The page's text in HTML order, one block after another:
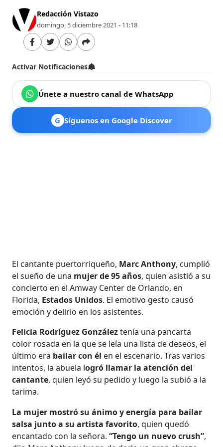
Redacción Vistazo
domingo, 5 diciembre 2021 - 11:18
Activar Notificaciones
Únete a nuestro canal de WhatsApp
G Síguenos en Google Discover
El cantante puertorriqueño, Marc Anthony, cumplió
el sueño de una mujer de 95 años, quien asistió a su
concierto en el Amway Center de Orlando, en
Florida, Estados Unidos. El emotivo gesto causó
emoción y delirio en los asistentes.
Felicia Rodríguez Gonzáleztenía una pancarta
color rosada en la que se leía una lista de deseos, el
último era bailar con él en el escenario. Tras varios
intentos, la abuela logró llamar la atención del
cantante, quien leyó su pedido y luego la subió a la
tarima.
La mujer mostró su ánimo y energía para bailar
salsa junto a su artista favorito, quien quedó
encantado con la señora.“Tengo un nuevo crush”,